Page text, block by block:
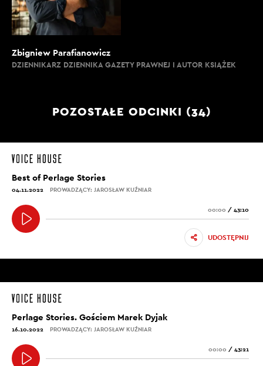
Zbigniew Parafianowicz
DZIENNIKARZ DZIENNIKA GAZETY PRAWNEJ I AUTOR KSIĄŻEK
POZOSTAŁE ODCINKI (34)
Best of Perlage Stories
04.11.2022 PROWADZĄCY: JAROSŁAW KUŹNIAR
00:00 / 43:10
UDOSTĘPNIJ
Perlage Stories. Gościem Marek Dyjak
16.10.2022 PROWADZĄCY: JAROSŁAW KUŹNIAR
00:00 / 43:21